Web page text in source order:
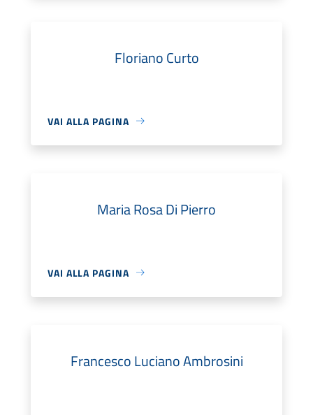
Floriano Curto
VAI ALLA PAGINA
Maria Rosa Di Pierro
VAI ALLA PAGINA
Francesco Luciano Ambrosini